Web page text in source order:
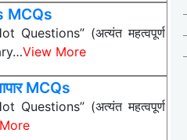
MCQs
Questions” (अत्यंत महत्वपूर्ण
View More
MCQs
Questions” (अत्यंत महत्वपूर्ण